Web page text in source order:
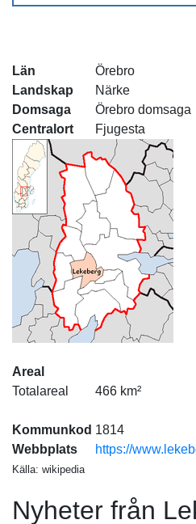
Län
Örebro
Landskap
Närke
Domsaga
Örebro domsaga
Centralort
Fjugesta
Areal
Totalareal
466 km²
Kommunkod 1814
Webbplats
https://
Källa: wikipedia
Nyheter från